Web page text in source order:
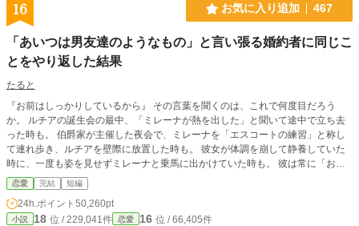
16 お気に入り追加 467
「あいつは男友達のようなもの」と言い張る婚約者に同じこ
とをやり返した結果
たると
『お前はしっかりしているから』 その言葉を聞くのは、これで何度目だろう
か。 ルチアの誕生会の最中、「ミレーナが熱を出した」と聞いて途中で立ち去
った時も。 伯爵家が主催した夜会で、ミレーナを「エスコートの練習」と称し
て連れ歩き、ルチアを壁際に放置した時も。 彼女が体調を崩して静養していた
時に、一度も姿を見せずミレーナと乗馬に出かけていた時も。 彼は常に「お前
はしっかりしているから」「あいつは手がかかる男友達だから」という言葉で、
ルチアの我慢と配慮を当然の権利として踏みにじってきたのだ。 ――でも、も
う結構。 こんな婚約者は要りません。
恋愛 完結 短編
24h.ポイント 50,260pt
小説 18 位 / 229,041件 恋愛 16 位 / 66,405件